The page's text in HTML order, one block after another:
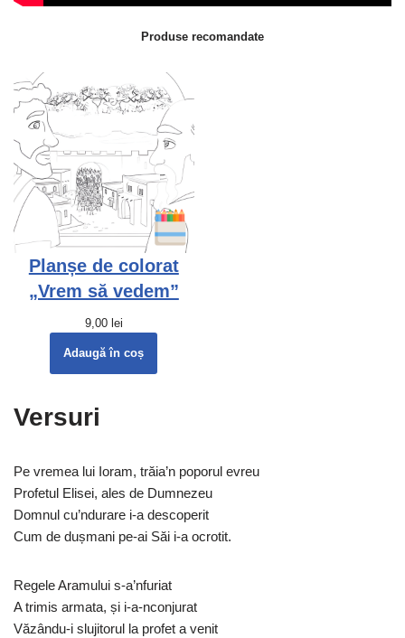
Produse recomandate
Planșe de colorat
„Vrem să vedem”
9,00 lei
Adaugă în coș
Versuri
Pe vremea lui Ioram, trăia’n poporul evreu
Profetul Elisei, ales de Dumnezeu
Domnul cu’ndurare i-a descoperit
Cum de dușmani pe-ai Săi i-a ocrotit.
Regele Aramului s-a’nfuriat
A trimis armata, și i-a-nconjurat
Văzându-i slujitorul la profet a venit